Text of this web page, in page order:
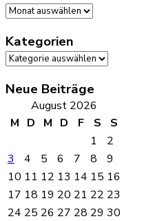
Archiv
Kategorien
Kategorien
Neue Beiträge
August 2026
M D M D F S
S
1
2
3
4 5 6 7 8
9
10 11 12 13 14 15 16
17 18 19 20 21 22 23
24 25 26 27 28 29 30